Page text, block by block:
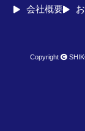
会社概要
Copyright